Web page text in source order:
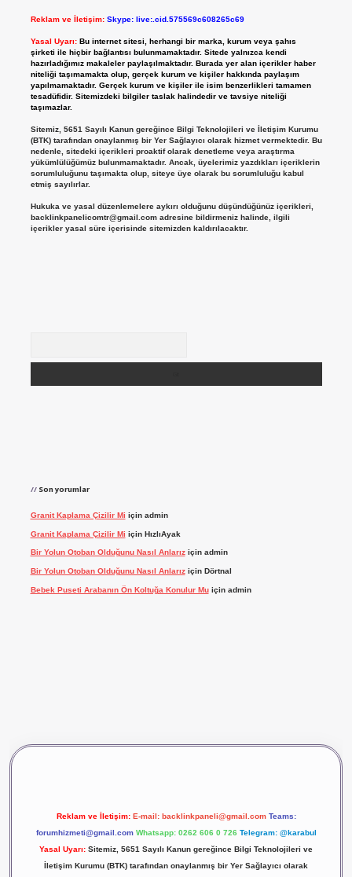
Reklam ve İletişim: Skype: live:.cid.575569c608265c69
Yasal Uyarı: Bu internet sitesi, herhangi bir marka, kurum veya şahıs
şirketi ile hiçbir bağlantısı bulunmamaktadır. Sitede yalnızca kendi
hazırladığımız makaleler paylaşılmaktadır. Burada yer alan içerikler haber
niteliği taşımamakta olup, gerçek kurum ve kişiler hakkında paylaşım
yapılmamaktadır. Gerçek kurum ve kişiler ile isim benzerlikleri tamamen
tesadüfidir. Sitemizdeki bilgiler taslak halindedir ve tavsiye niteliği
taşımazlar.
Sitemiz, 5651 Sayılı Kanun gereğince Bilgi Teknolojileri ve İletişim Kurumu
(BTK) tarafından onaylanmış bir Yer Sağlayıcı olarak hizmet vermektedir. Bu
nedenle, sitedeki içerikleri proaktif olarak denetleme veya araştırma
yükümlülüğümüz bulunmamaktadır. Ancak, üyelerimiz yazdıkları içeriklerin
sorumluluğunu taşımakta olup, siteye üye olarak bu sorumluluğu kabul
etmiş sayılırlar.
Hukuka ve yasal düzenlemelere aykırı olduğunu düşündüğünüz içerikleri,
backlinkpanelicomtr@gmail.comadresine bildirmeniz halinde, ilgili
içerikler yasal süre içerisinde sitemizden kaldırılacaktır.
Son yorumlar
Granit Kaplama Çizilir Mi için admin
Granit Kaplama Çizilir Mi için HızlıAyak
Bir Yolun Otoban Olduğunu Nasıl Anlarıziçin admin
Bir Yolun Otoban Olduğunu Nasıl Anlarıziçin Dörtnal
Bebek Puseti Arabanın Ön Koltuğa Konulur Muiçin admin
Reklam ve İletişim: E-mail: backlinkpaneli@gmail.com Teams:
forumhizmeti@gmail.com Whatsapp: 0262 606 0 726 Telegram: @karabul
Yasal Uyarı: Sitemiz, 5651 Sayılı Kanun gereğince Bilgi Teknolojileri ve
İletişim Kurumu (BTK) tarafından onaylanmış bir Yer Sağlayıcı olarak